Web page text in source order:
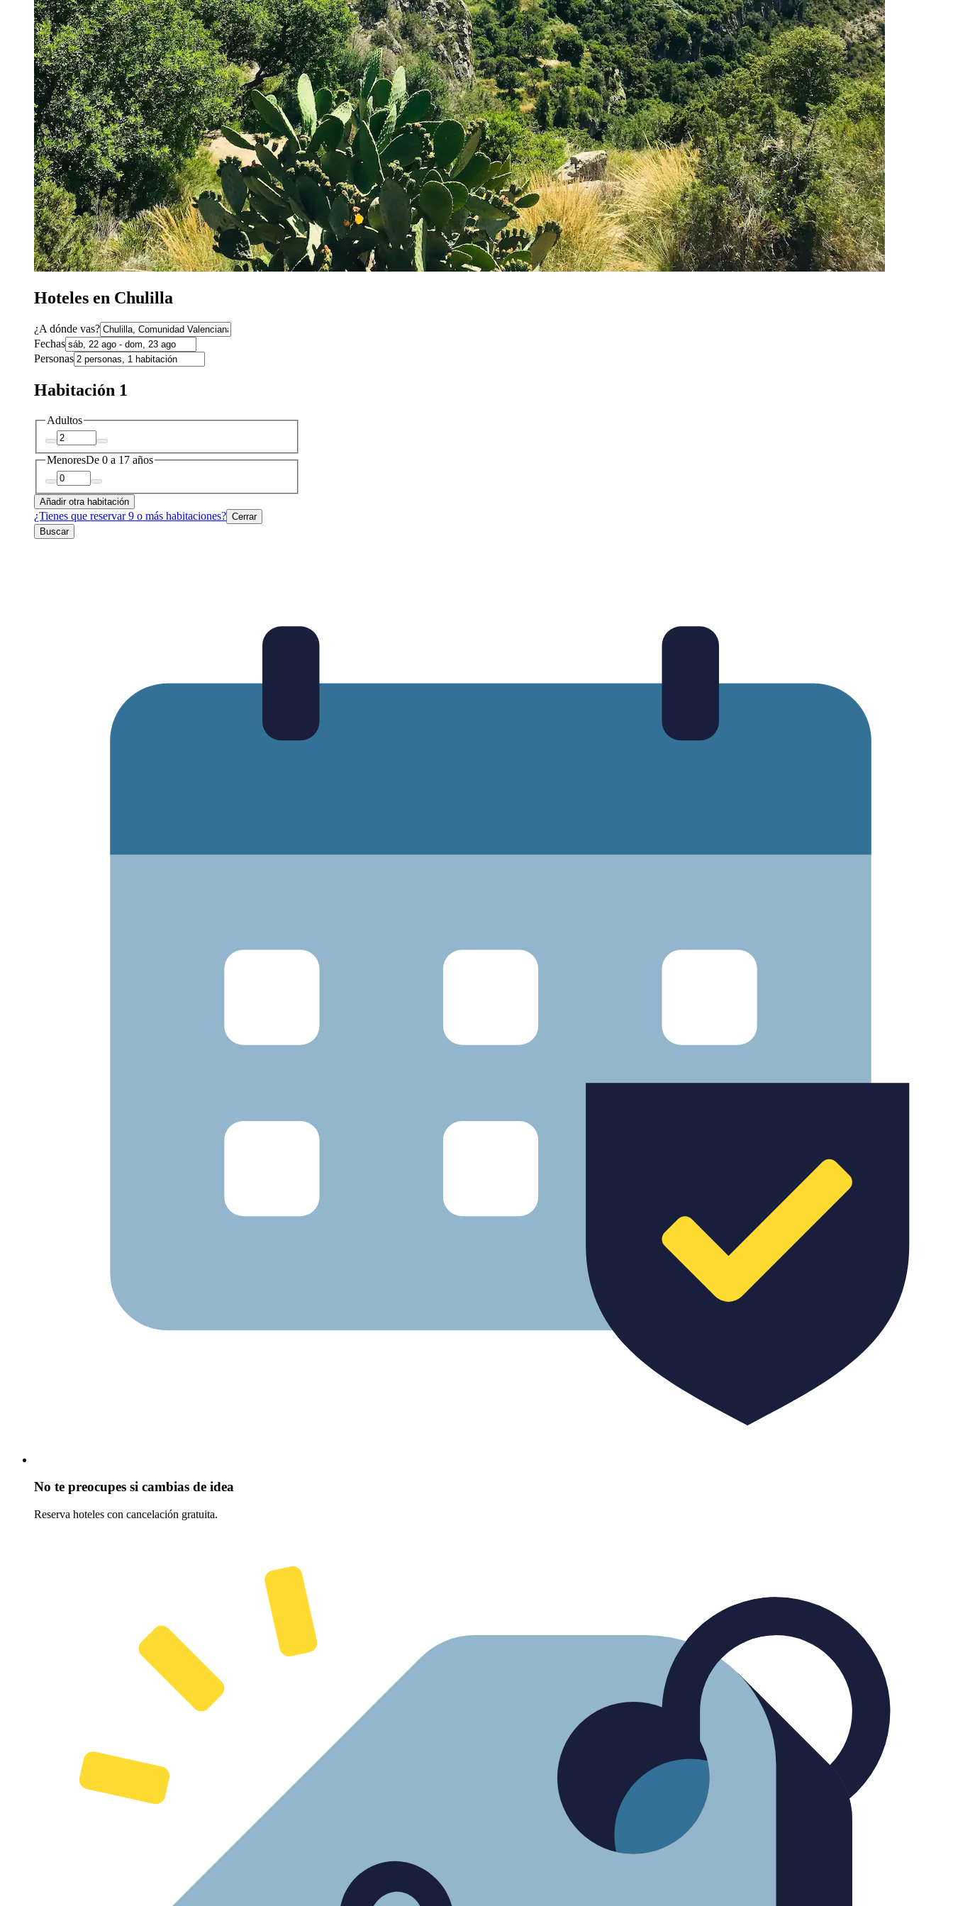
Hoteles en Chulilla
¿A dónde vas?
Fechas
Personas
Habitación 1
Adultos
MenoresDe 0 a 17 años
Añadir otra habitación
¿Tienes que reservar 9 o más habitaciones? Cerrar
Buscar
No te preocupes si cambias de idea
Reserva hoteles con cancelación gratuita.